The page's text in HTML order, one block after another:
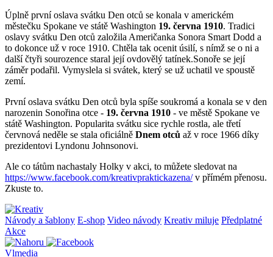
Úplně první oslava svátku Den otců se konala v americkém
městečku Spokane ve státě Washington 19. června 1910. Tradici
oslavy svátku Den otců založila Američanka Sonora Smart Dodd a
to dokonce už v roce 1910. Chtěla tak ocenit úsilí, s nímž se o ni a
další čtyři sourozence staral její ovdovělý tatínek.Sonoře se její
záměr podařil. Vymyslela si svátek, který se už uchatil ve spoustě
zemí.
První oslava svátku Den otců byla spíše soukromá a konala se v den
narozenin Sonořina otce - 19. června 1910 - ve městě Spokane ve
státě Washington. Popularita svátku sice rychle rostla, ale třetí
červnová neděle se stala oficiálně Dnem otců až v roce 1966 díky
prezidentovi Lyndonu Johnsonovi.
Ale co tátům nachastaly Holky v akci, to můžete sledovat na
https://www.facebook.com/kreativpraktickazena/v přímém přenosu.
Zkuste to.
Návody a šablony E-shop Video návody Kreativ miluje Předplatné
Akce
Vlmedia